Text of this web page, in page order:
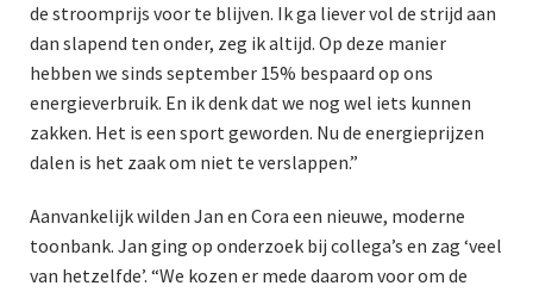
de stroomprijs voor te blijven. Ik ga liever vol de strijd aan
dan slapend ten onder, zeg ik altijd. Op deze manier
hebben we sinds september 15% bespaard op ons
energieverbruik. En ik denk dat we nog wel iets kunnen
zakken. Het is een sport geworden. Nu de energieprijzen
dalen is het zaak om niet te verslappen.”
Aanvankelijk wilden Jan en Cora een nieuwe, moderne
toonbank. Jan ging op onderzoek bij collega’s en zag ‘veel
van hetzelfde’. “We kozen er mede daarom voor om de